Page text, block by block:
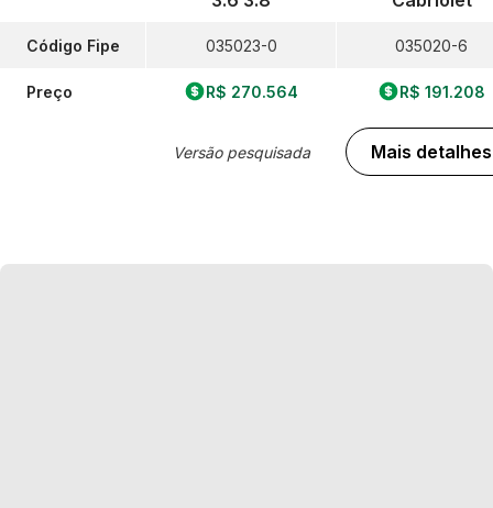
Código Fipe
Preço
035023-0
R$ 270.564
Versão pesquisada
035020-6
R$ 191.208
Mais detalhes